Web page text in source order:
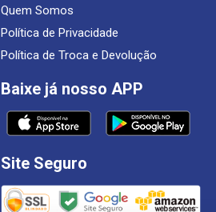
Quem Somos
Política de Privacidade
Política de Troca e Devolução
Baixe já nosso APP
Site Seguro